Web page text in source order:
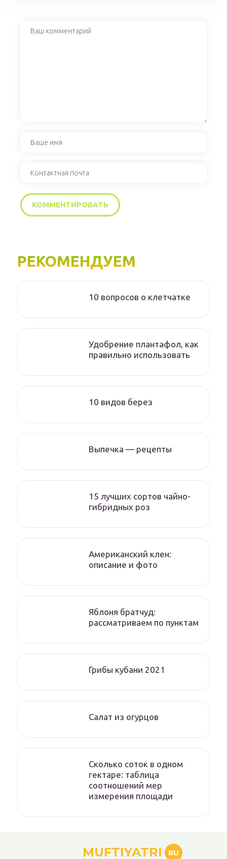
РЕКОМЕНДУЕМ
10 вопросов о клетчатке
Удобрение плантафол, как
правильно использовать
10 видов берез
Выпечка — рецепты
15 лучших сортов чайно-
гибридных роз
Американский клен:
описание и фото
Яблоня братчуд:
рассматриваем по пунктам
Грибы кубани 2021
Салат из огурцов
Сколько соток в одном
гектаре: таблица
соотношений мер
измерения площади
MUFTIYATRI RU